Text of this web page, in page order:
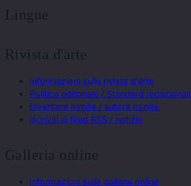
Lingue
Rivista d'arte
Informazioni sulla rivista d'arte
Politica editoriale / Standard redazionali
Diventare ospite / autore ospite
Iscriviti ai feed RSS / notizie
Galleria online
Informazioni sulla galleria online